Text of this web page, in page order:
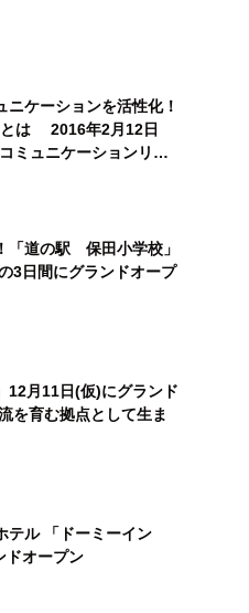
ケーションを活性化！
とは 2016年2月12日
ミュニケーションリー
「道の駅 保田小学校」
3日間にグランドオープ
月11日(仮)にグランド
育む拠点として生ま
テル 「ドーミーイン
ドオープン